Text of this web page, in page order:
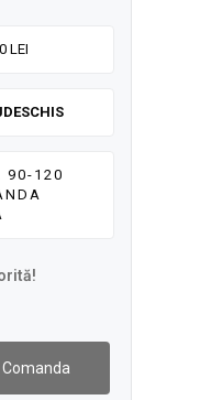
LEI
90-120
Comanda